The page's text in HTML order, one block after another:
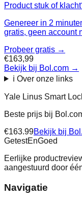
Product stuk of
Genereer in 2
gratis, geen account
Probeer gratis →
€163,99
Bekijk bij Bol.com →
ℹ️ Over onze links
Yale Linus Smart
Beste prijs bij
€163.99Bekijk bij
GetestEnGoed
Eerlijke
aangestuurd door
Navigatie